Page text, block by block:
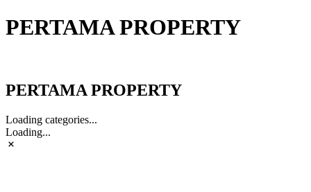
PERTAMA PROPERTY
PERTAMA PROPERTY
Loading categories...
Loading...